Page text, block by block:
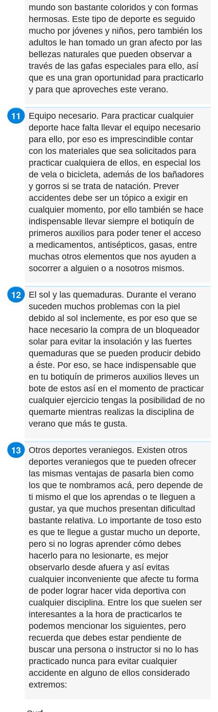
mundo son bastante coloridos y con formas
hermosas. Este tipo de deporte es seguido
mucho por jóvenes y niños, pero también los
adultos le han tomado un gran afecto por las
bellezas naturales que pueden observar a
través de las gafas especiales para ello, así
que es una gran oportunidad para practicarlo
y para que aproveches este verano.
Equipo necesario. Para practicar cualquier
deporte hace falta llevar el equipo necesario
para ello, por eso es imprescindible contar
con los materiales que sea solicitados para
practicar cualquiera de ellos, en especial los
de vela o bicicleta, además de los bañadores
y gorros si se trata de natación. Prever
accidentes debe ser un tópico a exigir en
cualquier momento, por ello también se hace
indispensable llevar siempre el botiquín de
primeros auxilios para poder tener el acceso
a medicamentos, antisépticos, gasas, entre
muchas otros elementos que nos ayuden a
socorrer a alguien o a nosotros mismos.
El sol y las quemaduras. Durante el verano
suceden muchos problemas con la piel
debido al sol inclemente, es por eso que se
hace necesario la compra de un bloqueador
solar para evitar la insolación y las fuertes
quemaduras que se pueden producir debido
a éste. Por eso, se hace indispensable que
en tu botiquín de primeros auxilios lleves un
bote de estos así en el momento de practicar
cualquier ejercicio tengas la posibilidad de no
quemarte mientras realizas la disciplina de
verano que más te gusta.
Otros deportes veraniegos. Existen otros
deportes veraniegos que te pueden ofrecer
las mismas ventajas de pasarla bien como
los que te nombramos acá, pero depende de
ti mismo el que los aprendas o te lleguen a
gustar, ya que muchos presentan dificultad
bastante relativa. Lo importante de toso esto
es que te llegue a gustar mucho un deporte,
pero si no logras aprender cómo debes
hacerlo para no lesionarte, es mejor
observarlo desde afuera y así evitas
cualquier inconveniente que afecte tu forma
de poder lograr hacer vida deportiva con
cualquier disciplina. Entre los que suelen ser
interesantes a la hora de practicarlos te
podemos mencionar los siguientes, pero
recuerda que debes estar pendiente de
buscar una persona o instructor si no lo has
practicado nunca para evitar cualquier
accidente en alguno de ellos considerado
extremos: